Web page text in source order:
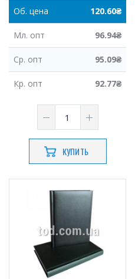
Об. цена 120.60₴
Мл. опт 96.94₴
Ср. опт 95.09₴
Кр. опт 92.77₴
КУПИТЬ